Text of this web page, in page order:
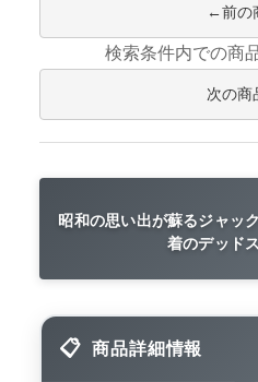
前の
検索条件内での商
次の商
昭和の思い出が蘇るジャッ
着のデッド
商品詳細情報